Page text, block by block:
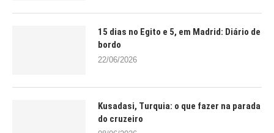
15 dias no Egito e 5, em Madrid: Diário de
bordo
22/06/2026
Kusadasi, Turquia: o que fazer na parada
do cruzeiro